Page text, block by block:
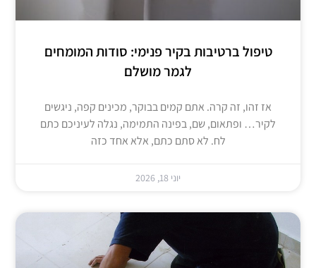
טיפול ברטיבות בקיר פנימי: סודות המומחים
לגמר מושלם
אז זהו, זה קרה. אתם קמים בבוקר, מכינים קפה, ניגשים
לקיר… ופתאום, שם, בפינה התמימה, נגלה לעיניכם כתם
לח. לא סתם כתם, אלא אחד כזה
יוני 18, 2026